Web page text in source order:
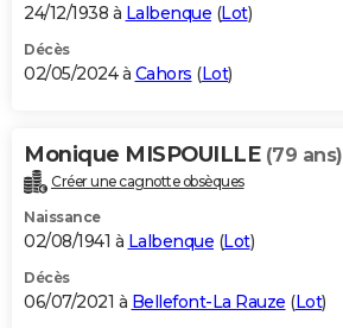
24/12/1938 à Lalbenque (Lot)
Décès
02/05/2024 à Cahors (Lot)
Monique MISPOUILLE (79 ans)
Créer une cagnotte obsèques
Naissance
02/08/1941 à Lalbenque (Lot)
Décès
06/07/2021 à Bellefont-La Rauze (Lot)